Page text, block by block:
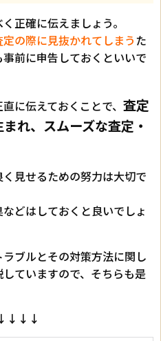
正確に伝えましょう。
の際に見抜かれてしまうた
前に申告しておくといいで
に伝えておくことで、 査定
れ、スムーズな査定・
見せるための努力は大切で
どはしておくと良いでしょ
ブルとその対策方法に関し
ていますので、そちらも是